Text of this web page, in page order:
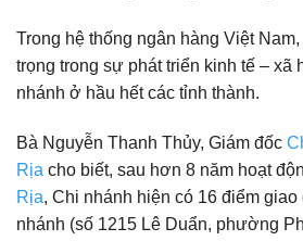
Trong hệ thống ngân hàng Việt
trọng trong sự phát triển kinh tế – xã
nhánh ở hầu hết các tỉnh thành.
Bà Nguyễn Thanh Thủy, Giám đốc
Rịa cho biết, sau hơn 8 năm hoạt
Rịa, Chi nhánh hiện có 16 điểm
nhánh (số 1215 Lê Duẩn, phường